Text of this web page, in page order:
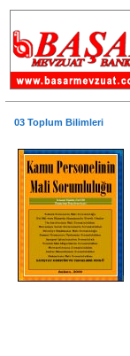
03 Toplum Bilimleri